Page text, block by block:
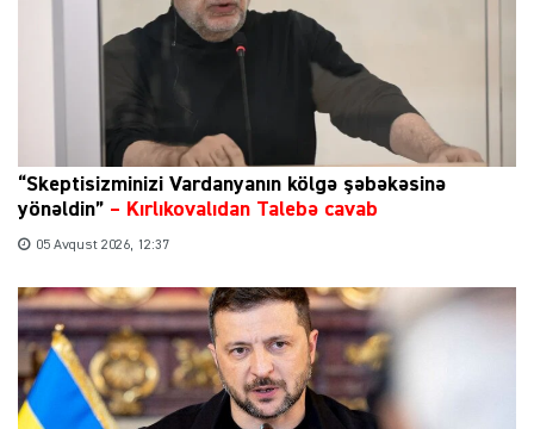
“Skeptisizminizi Vardanyanın kölgə şəbəkəsinə
yönəldin” – Kırlıkovalıdan Talebə cavab
05 Avqust 2026, 12:37